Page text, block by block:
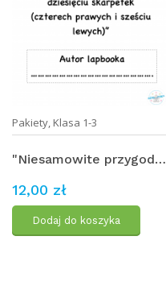
Pakiety, Klasa 1-3
"Niesamowite przygody dziesięciu skarpetek" - lapbook PAKIET
12,00 zł
Dodaj do koszyka